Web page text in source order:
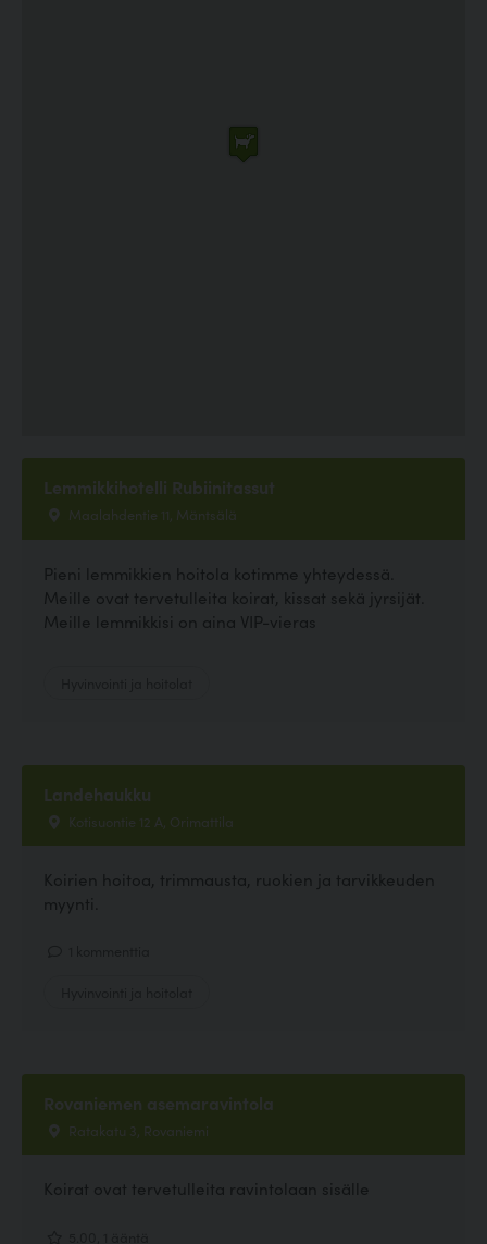
Lemmikkihotelli Rubiinitassut
Maalahdentie 11, Mäntsälä
Pieni lemmikkien hoitola kotimme yhteydessä.
Meille ovat tervetulleita koirat, kissat sekä jyrsijät.
Meille lemmikkisi on aina VIP-vieras
Landehaukku
Kotisuontie 12 A, Orimattila
Koirien hoitoa, trimmausta, ruokien ja tarvikkeuden
myynti.
Rovaniemen asemaravintola
Ratakatu 3, Rovaniemi
Koirat ovat tervetulleita ravintolaan sisälle